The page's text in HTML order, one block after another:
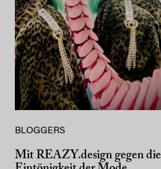
BLOGGERS
Mit REAZY.design gegen die